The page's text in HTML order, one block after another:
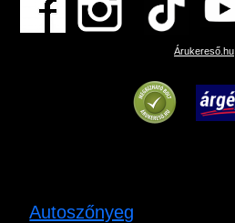
Árukereső.hu
Autoszőnyeg